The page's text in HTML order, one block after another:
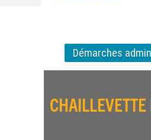
Démarches
CHAILLEVETTE